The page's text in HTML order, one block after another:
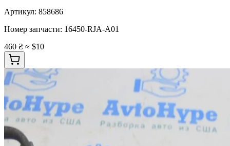
Артикул: 858686
Номер запчасти: 16450-RJA-A01
460 ₴ ≈ $10